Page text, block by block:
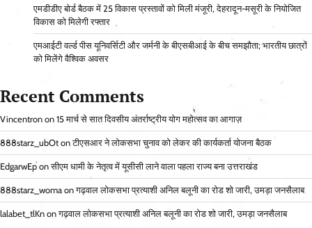
एमडीडीए बोर्ड बैठक में 25 विकास प्रस्तावों को मिली मंजूरी, देहरादून-मसूरी के नियोजित
विकास को मिलेगी रफ्तार
एमआईटी वर्ल्ड पीस यूनिवर्सिटी और जर्मनी के बीएसबीआई के बीच समझौता; भारतीय छात्रों
को मिलेंगे वैश्विक अवसर
Recent Comments
Vincentron on 15 मार्च से सात दिवसीय अंतर्राष्ट्रीय योग महोत्सव का आगाज़
888starz_ubOt onटीएसआर ने लोकसभा चुनाव को लेकर की कार्यकर्ता योजना बैठक
EdgarwEp onसीएम धामी के नेतृत्व में यूसीसी लाने वाला पहला राज्य बना उत्तराखंड
888starz_woma onगढ़वाल लोकसभा प्रत्याशी अनिल बलूनी का रोड शो जारी, उमड़ा जनसैलाब
lalabet_tlKn onगढ़वाल लोकसभा प्रत्याशी अनिल बलूनी का रोड शो जारी, उमड़ा जनसैलाब